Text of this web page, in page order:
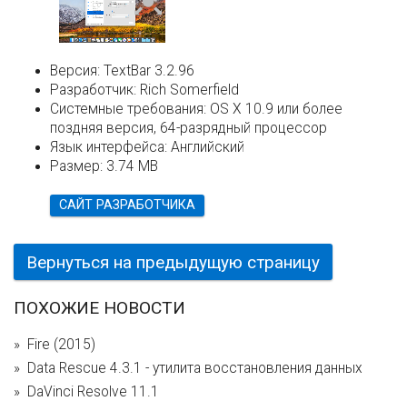
Версия: TextBar 3.2.96
Разработчик: Rich Somerfield
Системные требования: OS X 10.9 или более
поздняя версия, 64-разрядный процессор
Язык интерфейса: Английский
Размер: 3.74 MB
САЙТ РАЗРАБОТЧИКА
Вернуться на предыдущую страницу
ПОХОЖИЕ НОВОСТИ
Fire (2015)
Data Rescue 4.3.1 - утилита восстановления данных
DaVinci Resolve 11.1